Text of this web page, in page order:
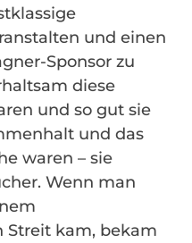
und einen
Sponsor zu
diese
und so gut sie
und das
waren – sie
Wenn man
kam, bekam